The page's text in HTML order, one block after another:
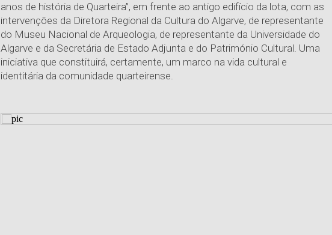
anos de história de Quarteira”, em frente ao antigo edifício da lota, com as
intervenções da Diretora Regional da Cultura do Algarve, de representante
do Museu Nacional de Arqueologia, de representante da Universidade do
Algarve e da Secretária de Estado Adjunta e do Património Cultural. Uma
iniciativa que constituirá, certamente, um marco na vida cultural e
identitária da comunidade quarteirense.